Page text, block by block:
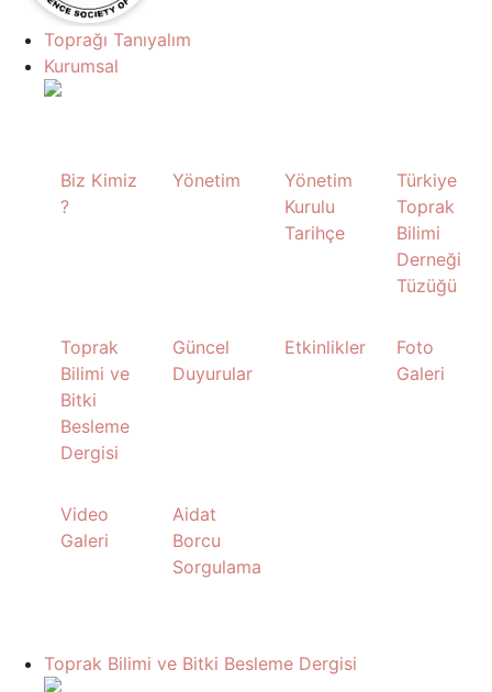
Toprağı Tanıyalım
Kurumsal
Biz Kimiz
?
Yönetim
Yönetim
Kurulu
Tarihçe
Türkiye
Toprak
Bilimi
Derneği
Tüzüğü
Toprak
Bilimi ve
Bitki
Besleme
Dergisi
Güncel
Duyurular
Etkinlikler
Foto
Galeri
Video
Galeri
Aidat
Borcu
Sorgulama
Toprak Bilimi ve Bitki Besleme Dergisi